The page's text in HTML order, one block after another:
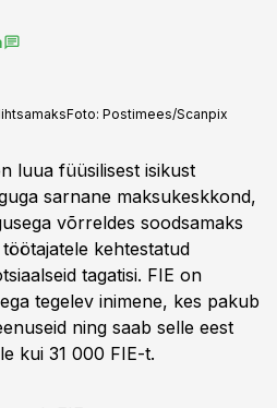
Foto: Postimees/Scanpix
luua füüsilisest isikust
sarnane maksukeskkond,
võrreldes soodsamaks
kehtestatud
tagatisi. FIE on
tegelev inimene, kes pakub
ning saab selle eest
kui 31 000 FIE-t.